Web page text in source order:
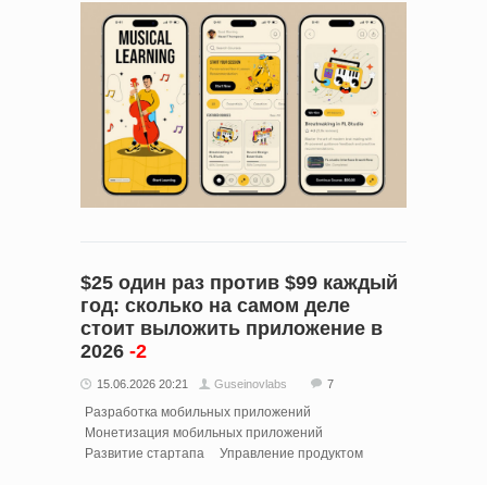
$25 один раз против $99 каждый
год: сколько на самом деле
стоит выложить приложение в
2026 -2
15.06.2026 20:21 Guseinovlabs 7
Разработка мобильных приложений
Монетизация мобильных приложений
Развитие стартапа
Управление продуктом